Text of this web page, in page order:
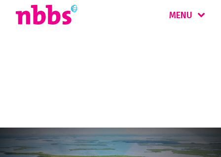
MENU